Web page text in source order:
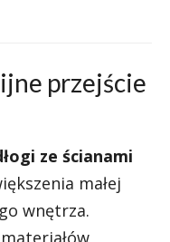
przejście
ze ścianami
małej
wnętrza.